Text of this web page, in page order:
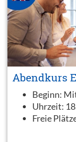
Abendkurs
Beginn:
Uhrzeit:
Freie